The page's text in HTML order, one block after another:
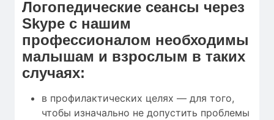
Логопедические сеансы через
Skype с нашим
профессионалом необходимы
малышам и взрослым в таких
случаях:
в профилактических целях — для того,
чтобы изначально не допустить проблемы